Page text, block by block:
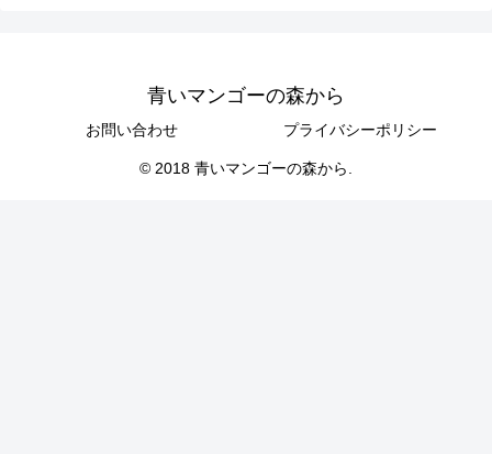
青いマンゴーの森から
お問い合わせ プライバシーポリシー
© 2018 青いマンゴーの森から.